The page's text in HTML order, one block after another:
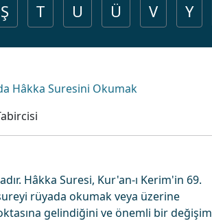
Ş T U Ü V Y
Hâkka Suresini Okumak
Hâkka Suresi, Kur'an-ı Kerim'in 69.
rüyada okumak veya üzerine
gelindiğini ve önemli bir değişim